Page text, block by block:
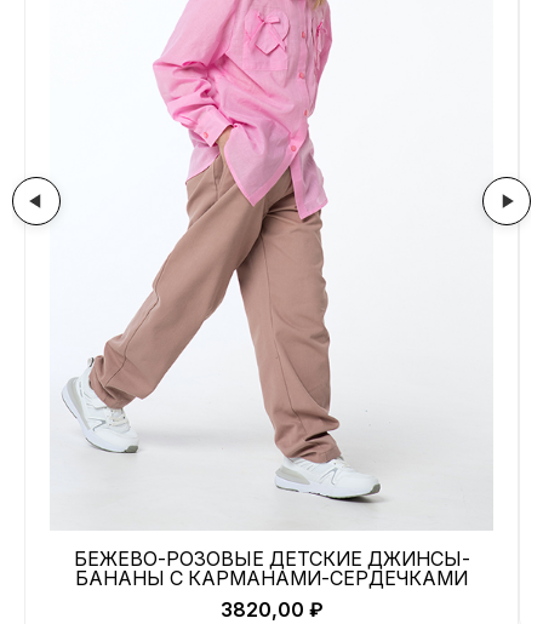
БЕЖЕВО-РОЗОВЫЕ ДЕТСКИЕ ДЖИНСЫ-
БАНАНЫ С КАРМАНАМИ-СЕРДЕЧКАМИ
3820,00 ₽